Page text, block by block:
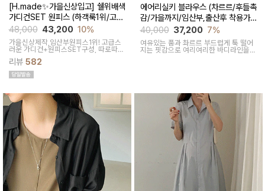
[H.made✨가을신상입고] 쉘위배색
가디건SET 원피스 (하객룩1위/고급
미/가디건SET/임산부,출산후,누구
나예쁜핏)
48,000 43,200 10%
가을신상제작,임산부원피스1위! 고급스
러운 가디건+원피스SET구성, 따로따로
활용하기에 좋아 사랑받는 원피스
리뷰 582
에어리실키 블라우스 (차르르/후들촉
감/가을까지/임산부,출산후 착용가
능)
40,000 37,200 7%
여유있는 품과 촤르르 부드럽게 툭 떨어
지는 핏감으로 여리여리한 바디라인을